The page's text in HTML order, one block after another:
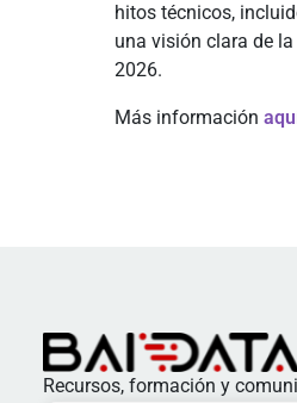
hitos técnicos,
una visión clara de
2026.
Más información
Recursos, formación y